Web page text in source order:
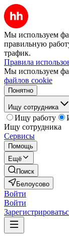
Мы используем
правильную
трафик.
Правила
Мы используем
файлов cookie
Понятно
Ищу сотрудника
Ищу работу
Ищу сотрудника
Сервисы
Помощь
Ещё
Поиск
Белоусово
Войти
Войти